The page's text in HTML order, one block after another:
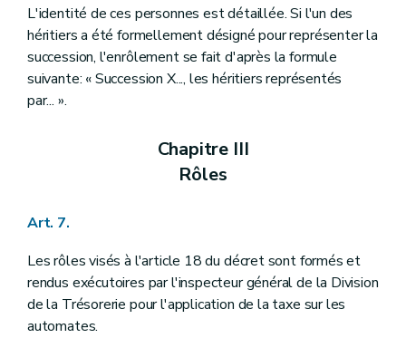
L'identité de ces personnes est détaillée. Si l'un des
héritiers a été formellement désigné pour représenter la
succession, l'enrôlement se fait d'après la formule
suivante: « Succession X..., les héritiers représentés
par... ».
Chapitre III
Rôles
Art. 7.
Les rôles visés à l'article 18 du décret sont formés et
rendus exécutoires par l'inspecteur général de la Division
de la Trésorerie pour l'application de la taxe sur les
automates.